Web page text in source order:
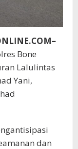
Bone
Lalulintas
Yani,
dan